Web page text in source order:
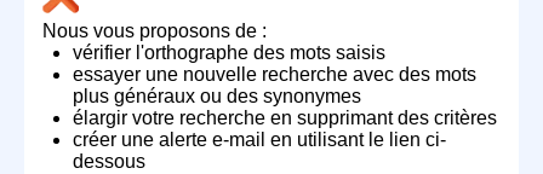
Nous vous proposons de :
vérifier l'orthographe des mots saisis
essayer une nouvelle recherche avec des mots
plus généraux ou des synonymes
élargir votre recherche en supprimant des critères
créer une alerte e-mail en utilisant le lien ci-
dessous